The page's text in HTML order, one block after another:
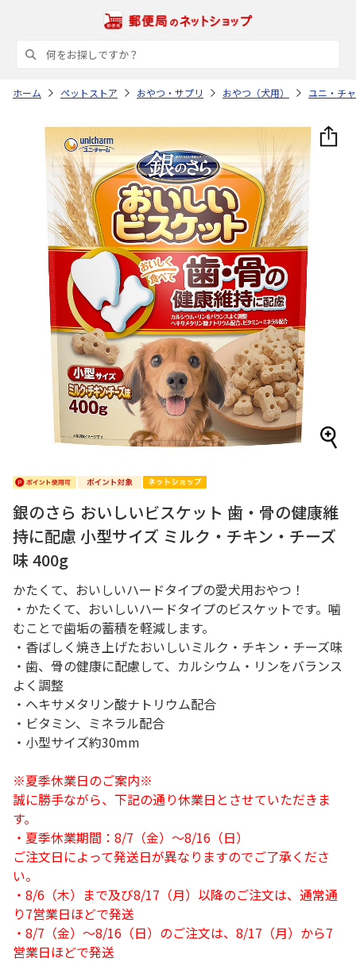
ホーム ペットストア おやつ・サプリ おやつ（犬用） ユニ・チ
銀のさら おいしいビスケット 歯・骨の健康維
持に配慮 小型サイズ ミルク・チキン・チーズ
味 400g
かたくて、おいしいハードタイプの愛犬用おやつ！
・かたくて、おいしいハードタイプのビスケットです。噛
むことで歯垢の蓄積を軽減します。
・香ばしく焼き上げたおいしいミルク・チキン・チーズ味
・歯、骨の健康に配慮して、カルシウム・リンをバランス
よく調整
・ヘキサメタリン酸ナトリウム配合
・ビタミン、ミネラル配合
・小型サイズ約30mm
※夏季休業日のご案内※
誠に勝手ながら、下記の通り休業日とさせていただきま
す。
・夏季休業期間：8/7（金）～8/16（日）
ご注文日によって発送日が異なりますのでご了承くださ
い。
・8/6（木）まで及び8/17（月）以降のご注文は、通常通
り7営業日ほどで発送
・8/7（金）～8/16（日）のご注文は、8/17（月）から7
営業日ほどで発送